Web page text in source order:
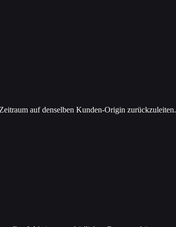
auf denselben Kunden-Origin zurückzuleiten.